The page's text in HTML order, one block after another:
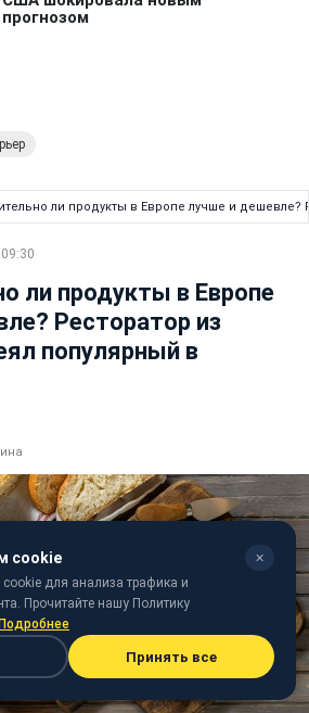
ли продукты в Европе лучше и
ли продукты в Европе
Ресторатор из
популярный в
cookie ✕
для анализа трафика и
Прочитайте нашу Политику
Подробнее
Принять все